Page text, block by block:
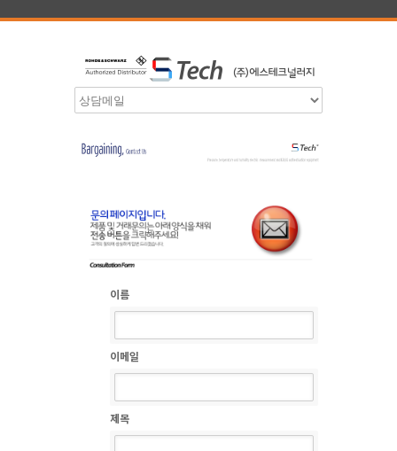
이름
이메일
제목